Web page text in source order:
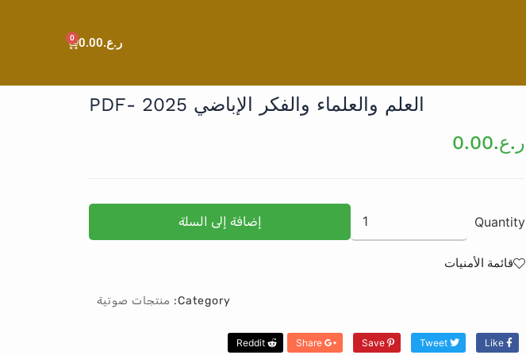
ر.ع.0.00
0
Cart
العلم والعلماء والفكر الإباضي 2025 -PDF
ر.ع.0.00
Quantity
والعلماء
-
إضافة إلى السلة
قائمة الأمنيات
Category: منتجات صوتية
Like
Tweet
Save
Share
Reddit